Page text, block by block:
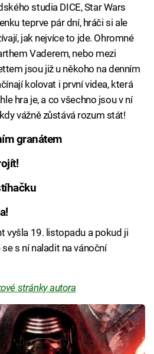
studia DICE, Star Wars
teprve pár dní, hráči si ale
jak nejvíce to jde. Ohromné
Vaderem, nebo mezi
jsou již u někoho na denním
kolovat i první videa, která
hra je, a co všechno jsou v ní
vážně zůstává rozum stát!
granátem
vyšla 19. listopadu a pokud ji
s ní naladit na vánoční
stránky autora